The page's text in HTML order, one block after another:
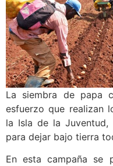
La siembra de papa
esfuerzo que realizan
la Isla de la Juventud,
para dejar bajo tierra
En esta campaña se